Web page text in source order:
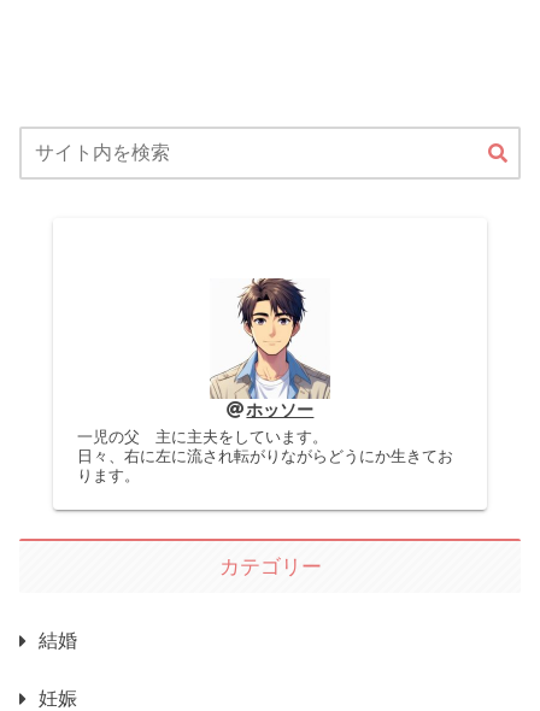
ホッソー
一児の父 主に主夫をしています。
日々、右に左に流され転がりながらどうにか生きてお
ります。
カテゴリー
結婚
妊娠